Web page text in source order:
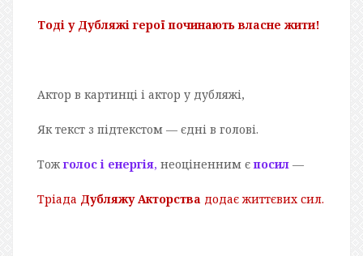
Тоді у Дубляжі герої починають власне жити!
Актор в картинці і актор у дубляжі,
Як текст з підтекстом — єдні в голові.
Тож голос і енергія, неоціненним єпосил —
Тріада Дубляжу Акторства додає життєвих сил.